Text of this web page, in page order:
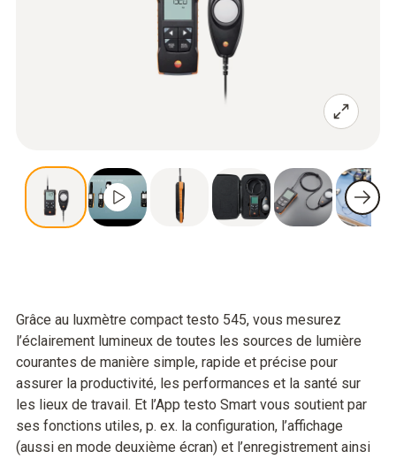
Grâce au luxmètre compact testo 545, vous mesurez
l’éclairement lumineux de toutes les sources de lumière
courantes de manière simple, rapide et précise pour
assurer la productivité, les performances et la santé sur
les lieux de travail. Et l’App testo Smart vous soutient par
ses fonctions utiles, p. ex. la configuration, l’affichage
(aussi en mode deuxième écran) et l’enregistrement ainsi